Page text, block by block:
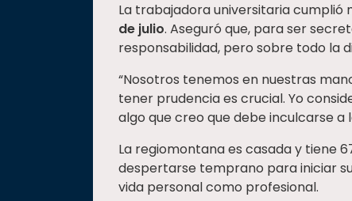
La trabajadora universitaria cumplió
de julio. Aseguró que, para ser
responsabilidad, pero sobre todo la
“Nosotros tenemos en nuestras
tener prudencia es crucial. Yo
algo que creo que debe inculcarse a
La regiomontana es casada y tiene
despertarse temprano para iniciar
vida personal como profesional.